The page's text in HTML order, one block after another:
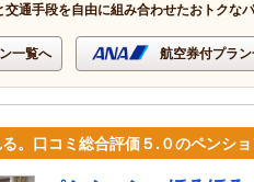
交通手段を自由に組み合わせたおトクな
一覧へ 航空券付プラ
。口コミ総合評価５.０のペンシ